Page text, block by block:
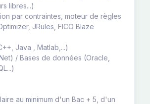
libres...)
par contraintes, moteur de règles
JRules, FICO Blaze
Java , Matlab,...)
/ Bases de données (Oracle,
au minimum d'un Bac + 5, d'un